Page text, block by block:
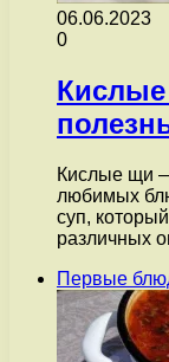
06.06.2023
0
Кислые щи
любимых
суп,
различных
Первые